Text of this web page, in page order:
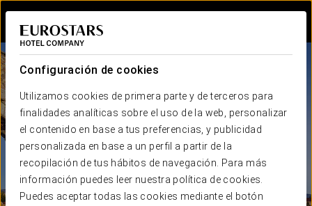
Configuración de cookies
Utilizamos cookies de primera parte y de terceros para
finalidades analíticas sobre el uso de la web, personalizar
el contenido en base a tus preferencias, y publicidad
personalizada en base a un perfil a partir de la
recopilación de tus hábitos de navegación. Para más
información puedes leer nuestra política de cookies.
Puedes aceptar todas las cookies mediante el botón